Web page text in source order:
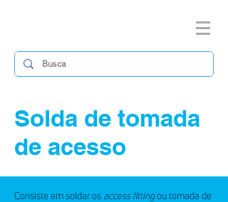
Solda de tomada
de acesso
Consiste em soldar os access fittingou tomada de